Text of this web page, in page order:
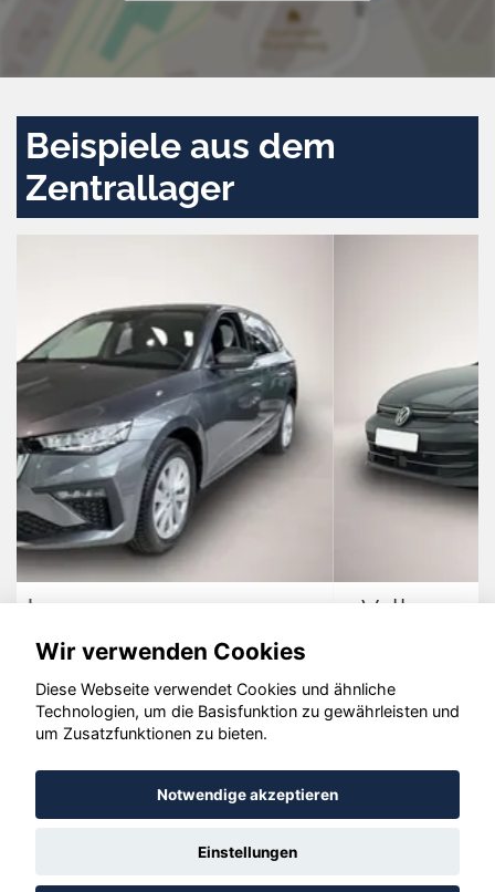
Beispiele aus dem
Zentrallager
© konjunkturmotor.de GmbH 2020 - 2026
Wir verwenden Cookies
Diese Webseite verwendet Cookies und ähnliche
Technologien, um die Basisfunktion zu gewährleisten und
um Zusatzfunktionen zu bieten.
Notwendige akzeptieren
Einstellungen